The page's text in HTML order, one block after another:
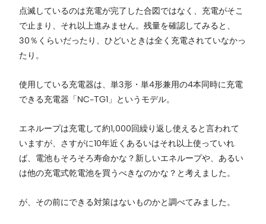
点滅しているのは充電が完了した合図ではなく、充電がそこ
で止まり、それ以上進みません。残量を確認してみると、
30％くらいだったり、ひどいときは全く充電されていなかっ
たり。
使用している充電器は、単3形・単4形兼用の4本同時に充電
できる充電器「NC-TG1」というモデル。
エネループは充電して約1,000回繰り返し使えると言われて
いますが、さすがに10年近くあるいはそれ以上使っていれ
ば、電池もそろそろ寿命かな？新しいエネループや、あるい
は他の充電式乾電池を買うべきなのかな？と考えました。
が、その前にできる対策はないものかと調べてみました。